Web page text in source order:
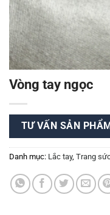
Vòng tay ngọc
TƯ VẤN SẢN PHẨM
Danh mục: Lắc tay, Trang